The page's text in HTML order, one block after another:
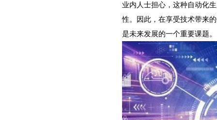
业内人士担心，这种自动化
性。因此，在享受技术带来
是未来发展的一个重要课题。